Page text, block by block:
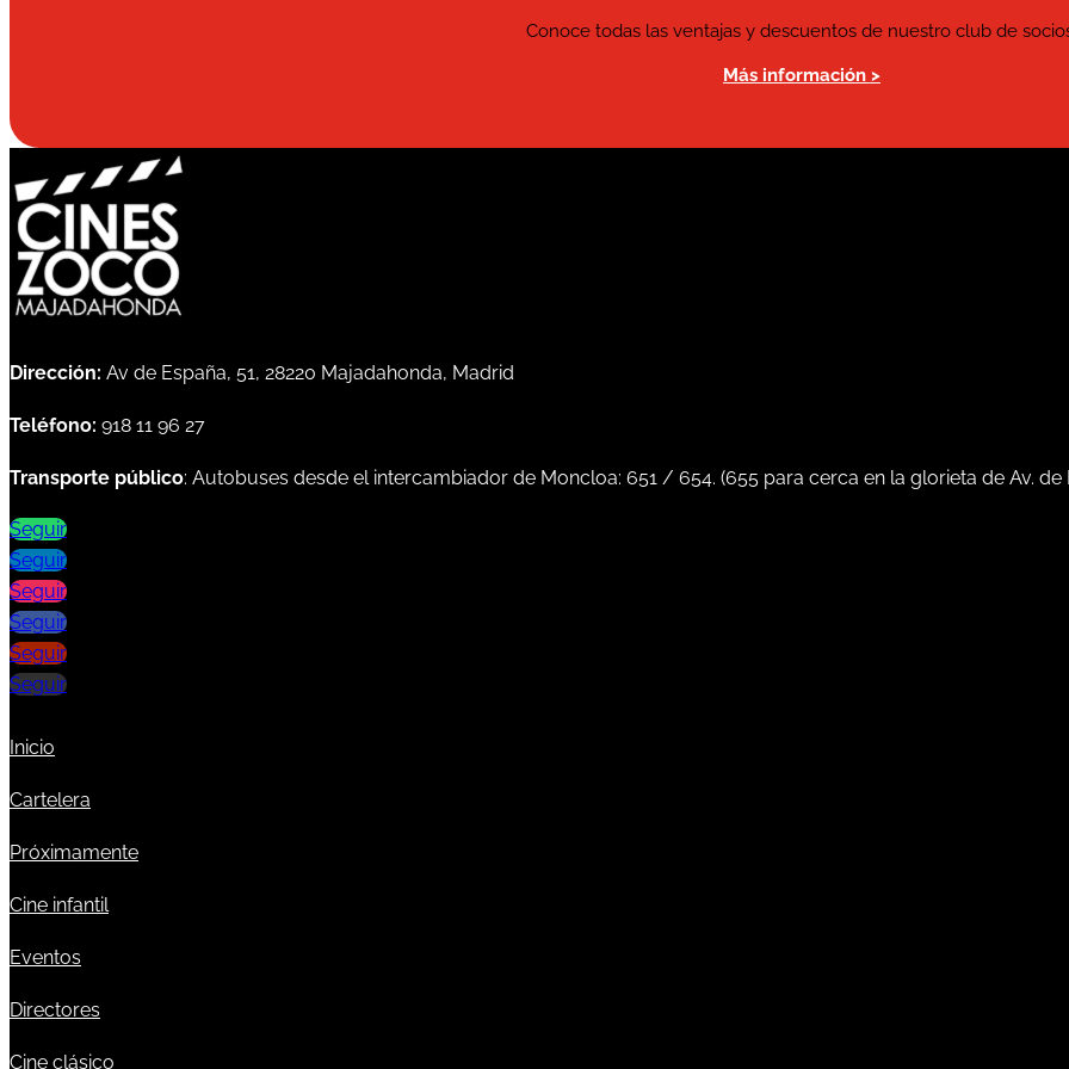
Conoce todas las ventajas y descuentos de nuestro club de
Más información >
Dirección: Av de España, 51, 28220 Majadahonda, Madrid
Teléfono: 918 11 96 27
Transporte público: Autobuses desde el intercambiador de Moncloa: 651 / 654. (655 para cerca en la glorieta de Av. de
Seguir
Seguir
Seguir
Seguir
Seguir
Seguir
Inicio
Cartelera
Próximamente
Cine infantil
Eventos
Directores
Cine clásico